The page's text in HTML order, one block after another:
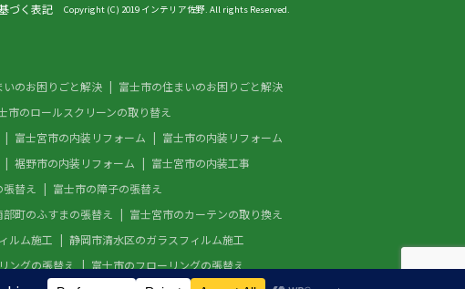
づく表記 Copyright (C) 2019 インテリア佐野. All rights Reserved.
いのお困りごと解決
富士市の住まいのお困りごと解決
市のロールスクリーンの取り替え
富士宮市の内装リフォーム
富士市の内装リフォーム
裾野市の内装リフォーム
富士宮市の内装工事
替え
富士市の障子の張替え
部町のふすまの張替え
富士宮市のカーテンの取り換え
ルム施工
静岡市清水区のガラスフィルム施工
ングの張替え 富士市のフローリングの張替え